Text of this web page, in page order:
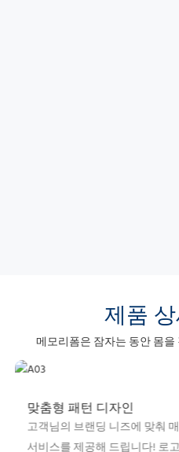
제품
메모리폼은 잠자는 동안 몸
맞춤형 패턴 디자인
고객님의 브랜딩 니즈에 맞춰
서비스를 제공해 드립니다! 로